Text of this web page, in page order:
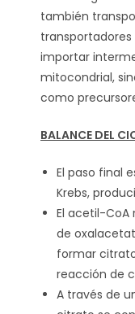
también
transportadores
importar
mitocondrial,
como
BALANCE DEL
El paso final
Krebs,
El acetil-
de
formar
reacción de
A través de